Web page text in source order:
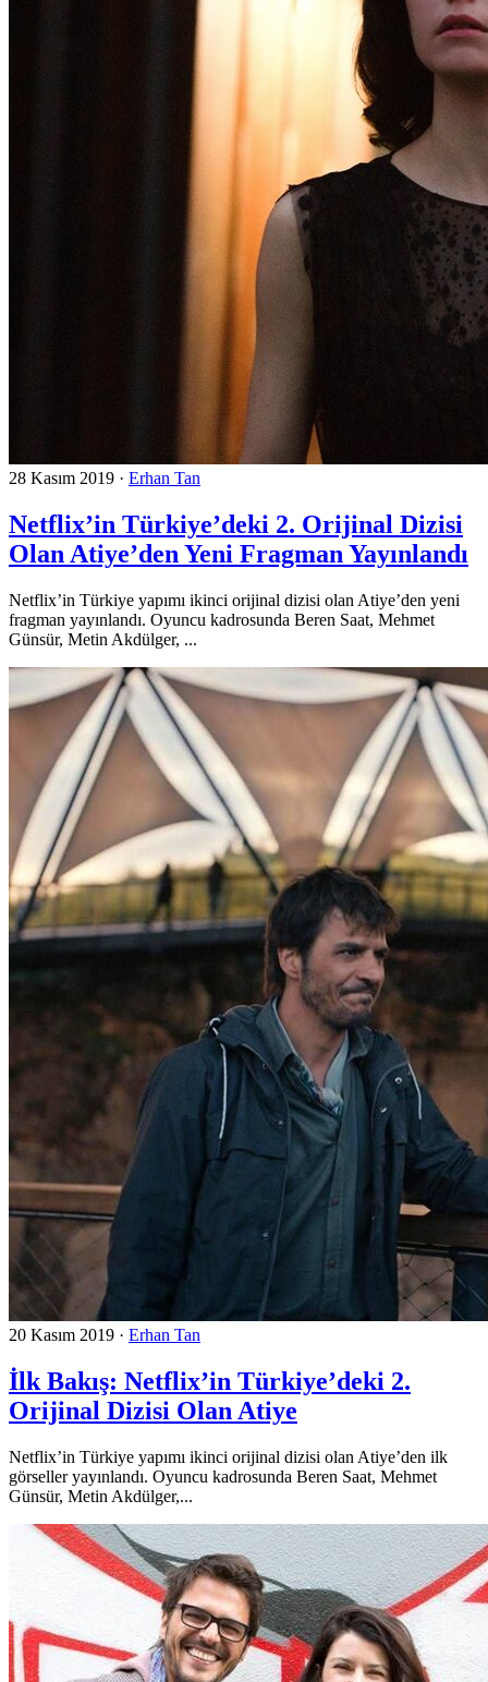
28 Kasım 2019 · Erhan Tan
Netflix’in Türkiye’deki 2. Orijinal Dizisi
Olan Atiye’den Yeni Fragman Yayınlandı
Netflix’in Türkiye yapımı ikinci orijinal dizisi olan Atiye’den yeni
fragman yayınlandı. Oyuncu kadrosunda Beren Saat, Mehmet
Günsür, Metin Akdülger, ...
20 Kasım 2019 · Erhan Tan
İlk Bakış: Netflix’in Türkiye’deki 2.
Orijinal Dizisi Olan Atiye
Netflix’in Türkiye yapımı ikinci orijinal dizisi olan Atiye’den ilk
görseller yayınlandı. Oyuncu kadrosunda Beren Saat, Mehmet
Günsür, Metin Akdülger,...